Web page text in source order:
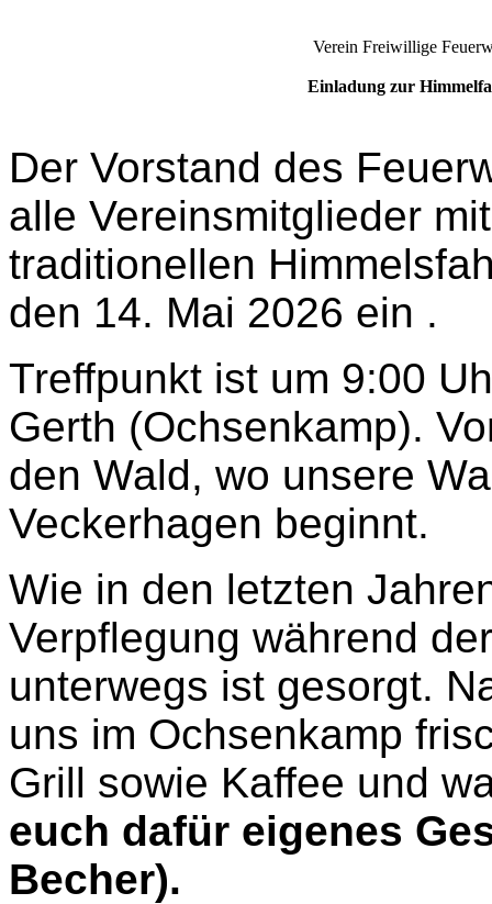
Verein Freiwillige
Einladung zur
Der Vorstand des
alle Vereinsmitglieder
traditionellen
den 14. Mai 2026 ein .
Treffpunkt ist um 9:00
Gerth (Ochsenkamp).
den Wald, wo unsere
Veckerhagen beginnt.
Wie in den letzten
Verpflegung während
unterwegs ist gesorgt.
uns im Ochsenkamp
Grill sowie Kaffee und
euch dafür eigenes
Becher).